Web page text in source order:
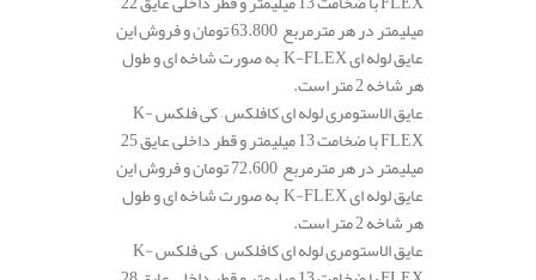
میلیمتر در هر مترمربع 63.800 تومان و فروش این
عایق لوله ای K-FLEX به صورت شاخه ای و طول
هر شاخه 2 متر است.
عایق الاستومری لوله ای کافلکس – کی فلکس K-
FLEX با ضخامت 13 میلیمتر و قطر داخلی عایق 25
میلیمتر در هر مترمربع 72.600 تومان و فروش این
عایق لوله ای K-FLEX به صورت شاخه ای و طول
هر شاخه 2 متر است.
عایق الاستومری لوله ای کافلکس – کی فلکس K-